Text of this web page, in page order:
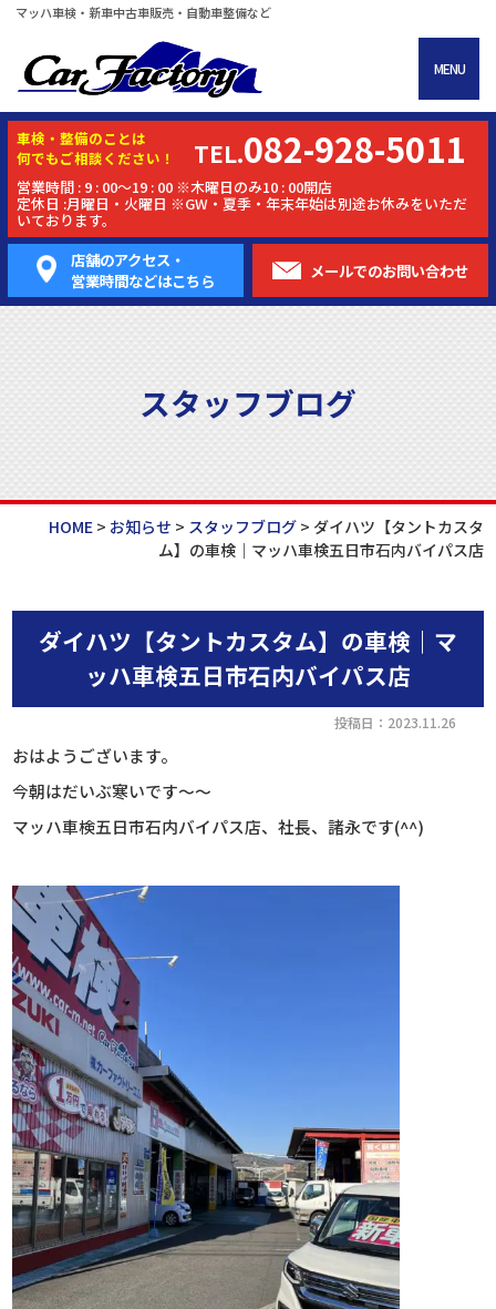
マッハ車検・新車中古車販売・自動車整備など
MENU
車検・ 整備のことは
何でもご相談ください！
TEL.082-928-5011
営業時間 : 9 : 00～19 : 00 ※木曜日のみ10 : 00開店
定休日 :月曜日・火曜日 ※GW・夏季・年末年始は別途お休みをいただ
いております。
店舗のアクセス・
営業時間などはこちら
メールでのお問い合わせ
スタッフブログ
HOME> お知らせ > スタッフブログ> ダイハツ【タントカスタ
ム】の車検｜マッハ車検五日市石内バイパス店
ダイハツ【タントカスタム】の車検｜マ
ッハ車検五日市石内バイパス店
投稿日：2023.11.26
おはようございます。
今朝はだいぶ寒いです～～
マッハ車検五日市石内バイパス店、社長、諸永です(^^)